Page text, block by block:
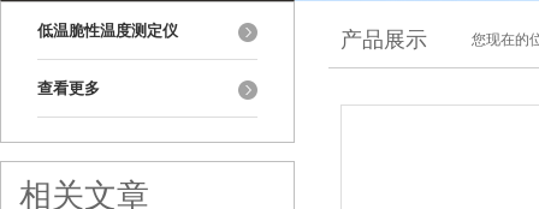
低温脆性温度测定仪
查看更多
相关文章
产品展示 您现在的